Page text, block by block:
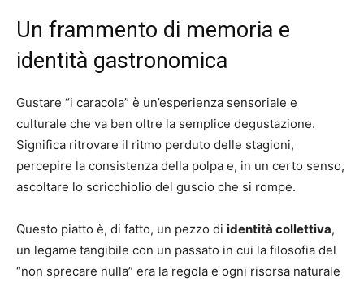
Un frammento di memoria e
identità gastronomica
Gustare “i caracola” è un’esperienza sensoriale e
culturale che va ben oltre la semplice degustazione.
Significa ritrovare il ritmo perduto delle stagioni,
percepire la consistenza della polpa e, in un certo senso,
ascoltare lo scricchiolio del guscio che si rompe.
Questo piatto è, di fatto, un pezzo di identità collettiva,
un legame tangibile con un passato in cui la filosofia del
“non sprecare nulla” era la regola e ogni risorsa naturale